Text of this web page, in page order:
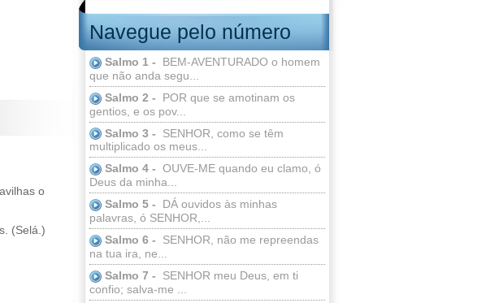
Navegue pelo número
Salmo 1 -
BEM-AVENTURADO o homem
que não anda segu...
Salmo 2 -
POR que se amotinam os
gentios, e os pov...
Salmo 3 -
SENHOR, como se têm
multiplicado os meus...
Salmo 4 - OUVE-ME quando eu clamo, ó
Deus da minha...
Salmo 5 -
DÁ ouvidos às minhas
palavras, ó SENHOR,...
Salmo 6 -
SENHOR, não me repreendas
na tua ira, ne...
Salmo 7 -
SENHOR meu Deus, em ti
confio; salva-me ...
o
(Selá.)